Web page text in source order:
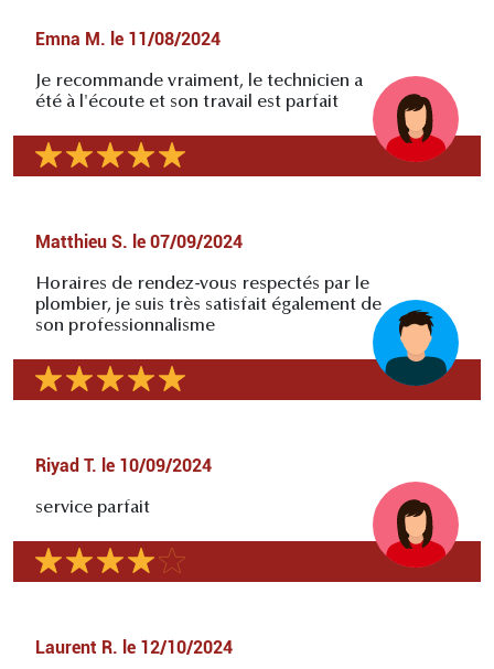
Emna M. le 11/08/2024
Je recommande vraiment, le technicien a
été à l'écoute et son travail est parfait
Matthieu S. le 07/09/2024
Horaires de rendez-vous respectés par le
plombier, je suis très satisfait également de
son professionnalisme
Riyad T. le 10/09/2024
service parfait
Laurent R. le 12/10/2024